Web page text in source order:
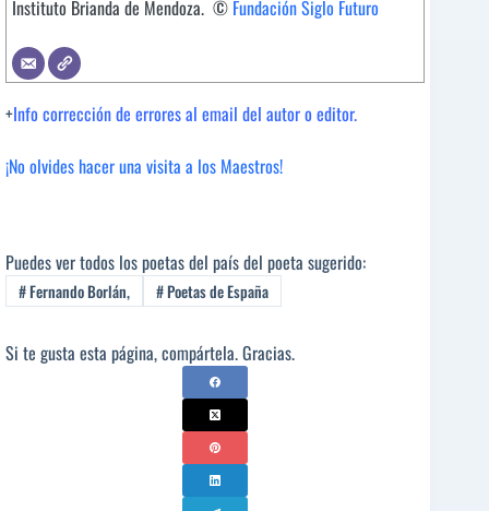
Instituto Brianda de Mendoza. © Fundación Siglo Futuro
+Info corrección de errores al email del autor o editor.
¡No olvides hacer una visita a los Maestros!
Puedes ver todos los poetas del país del poeta sugerido:
#Fernando Borlán, #Poetas de España
Si te gusta esta página, compártela. Gracias.